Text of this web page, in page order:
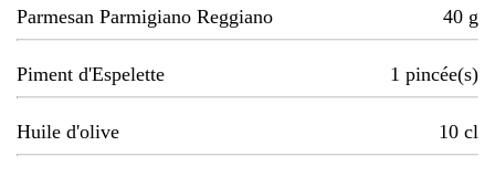
Parmesan Parmigiano Reggiano 40 g
Piment d'Espelette 1 pincée(s)
Huile d'olive 10 cl